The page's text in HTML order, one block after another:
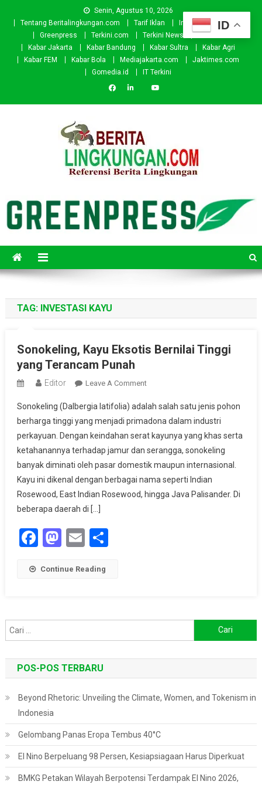
Senin, Agustus 10, 2026
Tentang Beritalingkungan.com
Tarif Iklan Investor
Donasi
Greenpress
Terkini.com Terkini News
Kabar.id
Kabar Jakarta
Kabar Bandung Kabar Sultra
Kabar Agri
Kabar FEM
Kabar Bola Mediajakarta.com
Jaktimes.com
Gomedia.id
IT Terkini
TAG: INVESTASI KAYU
Sonokeling, Kayu Eksotis Bernilai Tinggi
yang Terancam Punah
Editor Leave A CommentOn
Kayu
Eksotis
Bernilai
Tinggi
Yang
Terancam
Punah
Sonokeling (Dalbergia latifolia) adalah salah satu jenis pohon
berharga tinggi yang menjadi primadona dalam industri
perkayuan. Dengan keindahan serat kayunya yang khas serta
ketahanannya terhadap jamur dan serangga, sonokeling
banyak diminati oleh pasar domestik maupun internasional.
Kayu ini dikenal dengan berbagai nama seperti Indian
Rosewood, East Indian Rosewood, hingga Java Palisander. Di
beberapa daerah di […]
Facebook
Mastodon
EmailShare
Continue Reading
untuk:
POS-POS TERBARU
Beyond Rhetoric: Unveiling the Climate, Women, and Tokenism in
Indonesia
Gelombang Panas Eropa Tembus 40°C
El Nino Berpeluang 98 Persen, Kesiapsiagaan Harus Diperkuat
BMKG Petakan Wilayah Berpotensi Terdampak El Nino 2026,
ID